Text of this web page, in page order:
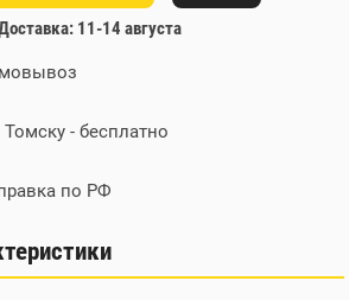
11-14 августа
- бесплатно
по РФ